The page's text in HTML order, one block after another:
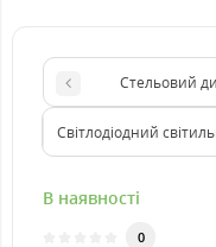
Стельовий
Світлодіодний
В наявності
0